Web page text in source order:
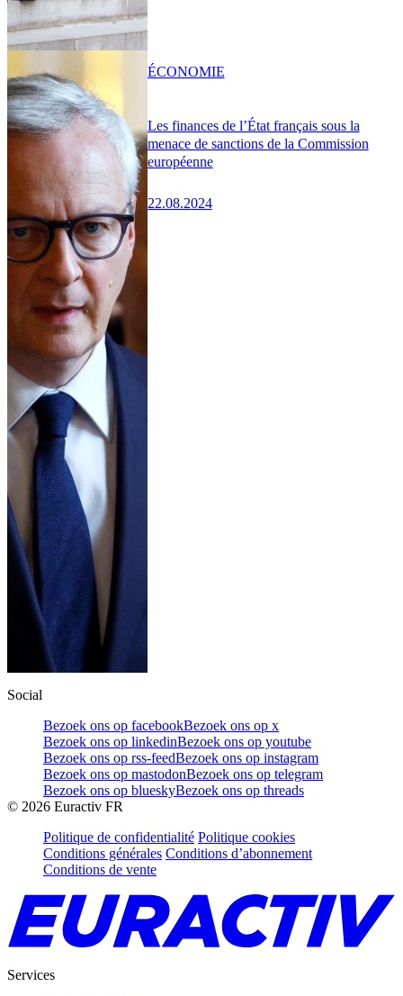
Les finances de l’État français sous la
menace de sanctions de la Commission
européenne
22.08.2024
ÉCONOMIE
Social
Bezoek ons op facebookBezoek ons op x
Bezoek ons op linkedinBezoek ons op youtube
Bezoek ons op rss-feedBezoek ons op instagram
Bezoek ons op mastodonBezoek ons op telegram
Bezoek ons op blueskyBezoek ons op threads
© 2026 Euractiv FR
Politique de confidentialité Politique cookies
Conditions générales Conditions d’abonnement
Conditions de vente
Services